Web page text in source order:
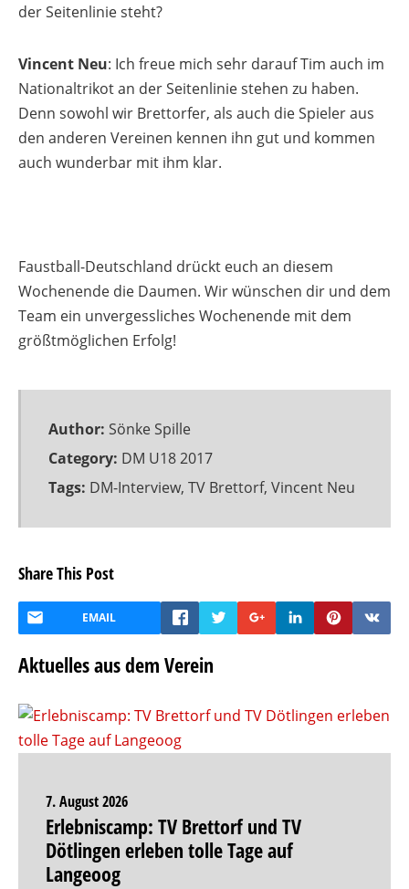
der Seitenlinie steht?
Vincent Neu: Ich freue mich sehr darauf Tim auch im
Nationaltrikot an der Seitenlinie stehen zu haben.
Denn sowohl wir Brettorfer, als auch die Spieler aus
den anderen Vereinen kennen ihn gut und kommen
auch wunderbar mit ihm klar.
Faustball-Deutschland drückt euch an diesem
Wochenende die Daumen. Wir wünschen dir und dem
Team ein unvergessliches Wochenende mit dem
größtmöglichen Erfolg!
Author: Sönke Spille
Category: DM U18 2017
Tags: DM-Interview, TV Brettorf, Vincent Neu
Share This Post
EMAIL
Aktuelles aus dem Verein
7. August 2026
Erlebniscamp: TV Brettorf und TV
Dötlingen erleben tolle Tage auf
Langeoog